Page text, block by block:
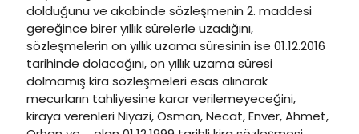
dolduğunu ve akabinde sözleşmenin 2. maddesi
gereğince birer yıllık sürelerle uzadığını,
sözleşmelerin on yıllık uzama süresinin ise 01.12.2016
tarihinde dolacağını, on yıllık uzama süresi
dolmamış kira sözleşmeleri esas alınarak
mecurların tahliyesine karar verilemeyeceğini,
kiraya verenleri Niyazi, Osman, Necat, Enver, Ahmet,